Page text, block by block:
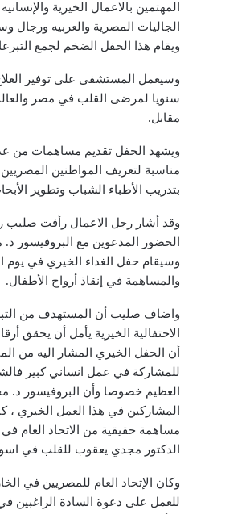
المهتمين بالاعمال الخيرية
الجاليات المصرية والعربيه ورجال
ويقام هذا الحفل الضخم لجمع
وسيعمل المستشفى على توفير
مقابل.
ويشهد الحفل تقديم مساهمات من
مناسبة لتعريف المواطنين
بتدريب الأطباء الشباب وتطوير
وقد أشار رجل الاعمال رأفت صليب
الحضور المدعوين مع
والمساهمة في إنقاذ أرواح الأطفال.
واضاف صليب أن المستهدف من
الاحتفالية الخيرية يأمل أن
أن الحفل الخيري المشار اليه من
للمشاركة في عمل انساني كبير
المشاركين في هذا العمل الخيري ،
مساهمة حقيقية من الاتحاد العام
الدكتور مجدي يعقوب للقلب في
وكان الإتحاد العام للمصريين في
للعمل على دعوة السادة الراغبين